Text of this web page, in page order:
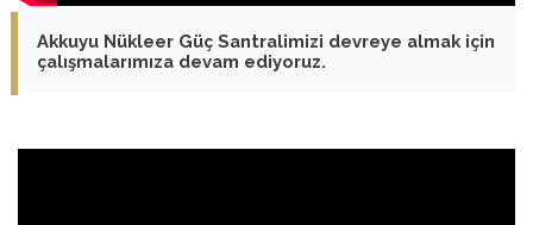
Akkuyu Nükleer Güç Santralimizi devreye almak için
çalışmalarımıza devam ediyoruz.